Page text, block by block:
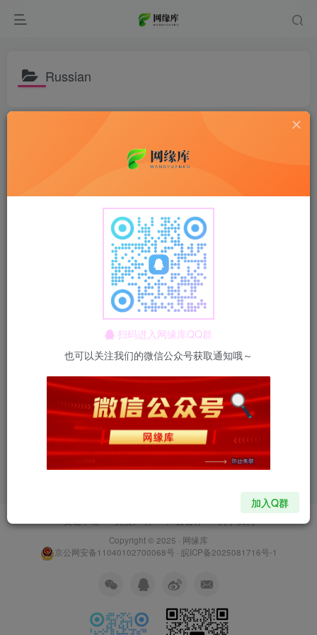
Russian
暂无内容
友链申请 免责声明 广告合作 关于我们
Copyright © 2025 · 网缘库
京公网安备11040102700068号 · 皖ICP备2025081716号-1
扫码进入网缘库QQ群
也可以关注我们的微信公众号获取通知哦～
加入Q群